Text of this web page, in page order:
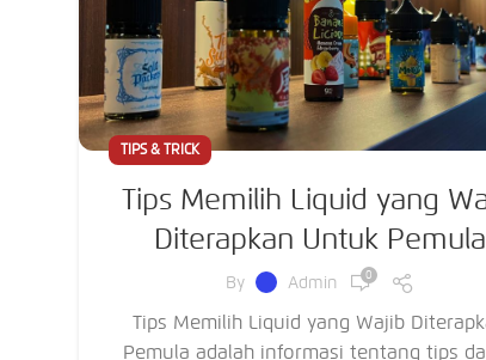
TIPS & TRICK
Tips Memilih Liquid yang
Diterapkan Untuk Pemula
By Admin 0
Tips Memilih Liquid yang Wajib
Pemula adalah informasi tentang tips